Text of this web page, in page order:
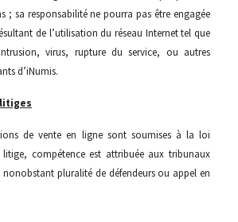
; sa responsabilité ne pourra pas être engagée
de l’utilisation du réseau Internet tel que
virus, rupture du service, ou autres
d’iNumis.
de vente en ligne sont soumises à la loi
litige, compétence est attribuée aux tribunaux
pluralité de défendeurs ou appel en